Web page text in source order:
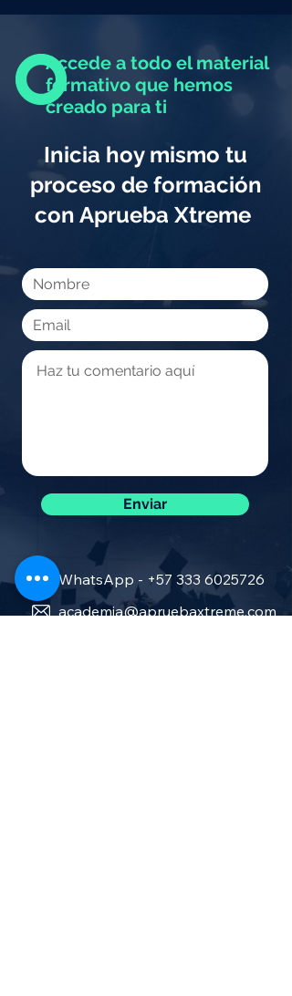
Accede a todo el material
formativo que hemos
creado para ti
Inicia hoy mismo tu
proceso de formación
con Aprueba Xtreme
Enviar
WhatsApp - +57 333 6025726
academia@apruebaxtreme.com